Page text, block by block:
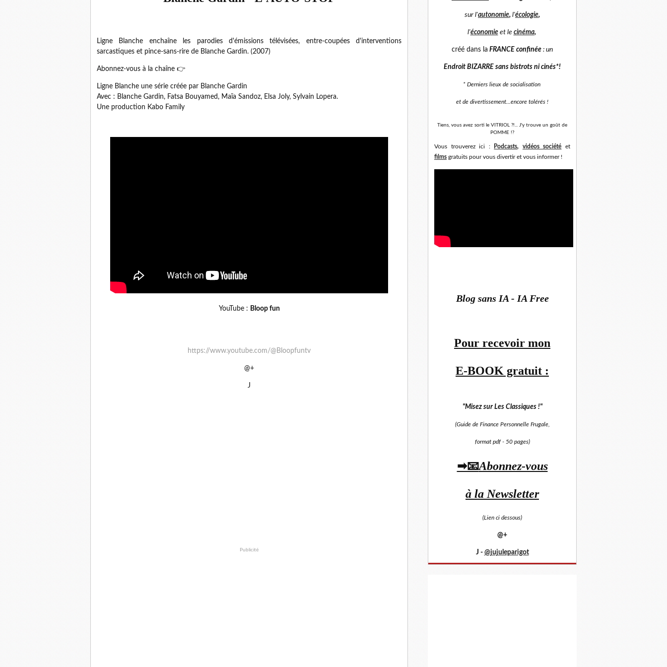
Ligne Blanche enchaîne les parodies d'émissions télévisées, entre-coupées d'interventions
sarcastiques et pince-sans-rire de Blanche Gardin. (2007)
Abonnez-vous à la chaîne 👉
Ligne Blanche une série créée par Blanche Gardin
Avec : Blanche Gardin, Fatsa Bouyamed, Maïa Sandoz, Elsa Joly, Sylvain Lopera.
Une production Kabo Family
YouTube : Bloop fun
https://www.youtube.com/@Bloopfuntv
@+
J
Publicité
sur l'autonomie, l'écologie,
l'économie et le cinéma,
créé dans la FRANCE confinée : un
Endroit BIZARRE sans bistrots ni cinés*!
* Derniers lieux de socialisation
et de divertissement... encore tolérés !
Tiens, vous avez sorti le VITRIOL ?!... J'y trouve un goût de
POMME !?
Vous trouverez ici : Podcasts, vidéos société et
films gratuits pour vous divertir et vous informer !
Blog sans IA - IA Free
Pour recevoir mon
E-BOOK gratuit :
"Misez sur Les Classiques !"
(Guide de Finance Personnelle Frugale,
format pdf - 50 pages)
➡📧Abonnez-vous
à la Newsletter
(Lien ci dessous)
@+
J - @jujuleparigot